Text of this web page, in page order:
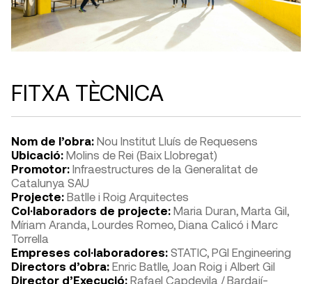
FITXA TÈCNICA
Nom de l’obra: Nou Institut Lluís de Requesens
Ubicació: Molins de Rei (Baix Llobregat)
Promotor: Infraestructures de la Generalitat de
Catalunya SAU
Projecte: Batlle i Roig Arquitectes
Col·laboradors de projecte: Maria Duran, Marta Gil,
Míriam Aranda, Lourdes Romeo, Diana Calicó i Marc
Torrella
Empreses col·laboradores: STATIC, PGI Engineering
Directors d’obra: Enric Batlle, Joan Roig i Albert Gil
Director d’Execució: Rafael Capdevila / Bardají-